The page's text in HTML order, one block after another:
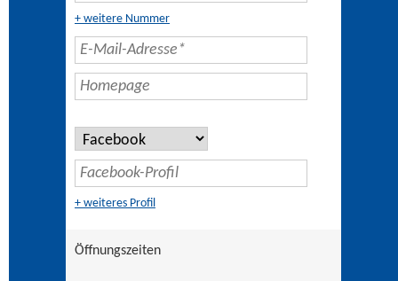
+ weitere Nummer
+ weiteres Profil
Öffnungszeiten